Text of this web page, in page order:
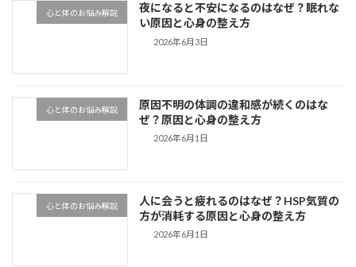
心と体のお悩み解説
夜になると不安になるのはなぜ？眠れな
い原因と心身の整え方
2026年6月3日
心と体のお悩み解説
原因不明の体調の違和感が続くのはな
ぜ？原因と心身の整え方
2026年6月1日
心と体のお悩み解説
人に会うと疲れるのはなぜ？HSP気質の
方が消耗する原因と心身の整え方
2026年6月1日